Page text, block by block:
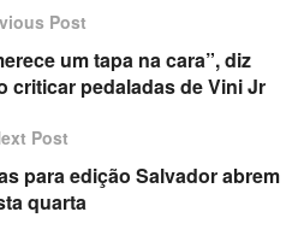
Post
um tapa na cara”, diz
criticar pedaladas de Vini Jr
Post
para edição Salvador abrem
quarta